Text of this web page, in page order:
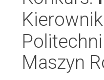
Maszyn